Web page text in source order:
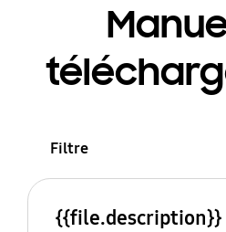
Filtre
{{file.description}}